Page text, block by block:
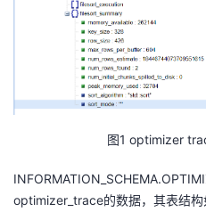
图1 optimizer
optimizer_trace的数据，其表结构